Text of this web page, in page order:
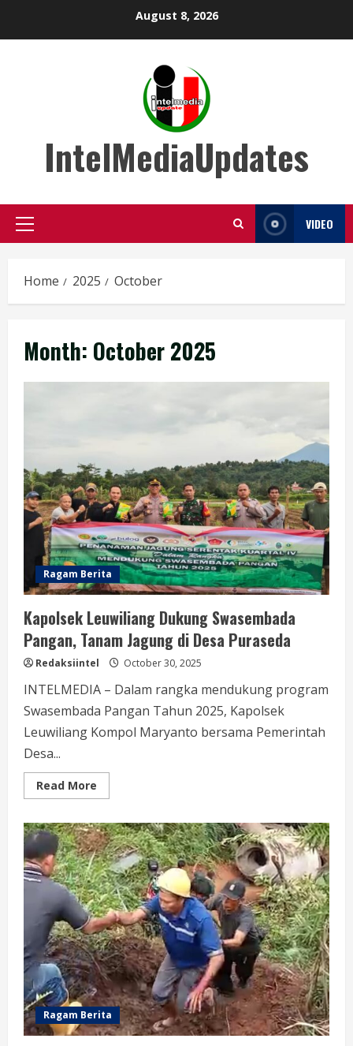
August 8, 2026
IntelMediaUpdates
Primary
VIDEO
Home 2025 October
Month: October 2025
Ragam Berita
Kapolsek Leuwiliang Dukung Swasembada
Pangan, Tanam Jagung di Desa Puraseda
Redaksiintel October 30, 2025
INTELMEDIA – Dalam rangka mendukung program
Swasembada Pangan Tahun 2025, Kapolsek
Leuwiliang Kompol Maryanto bersama Pemerintah
Desa...
Read More
more
Leuwiliang
Dukung
Swasembada
Pangan,
Tanam
Jagung
di
Desa
Puraseda
Ragam Berita